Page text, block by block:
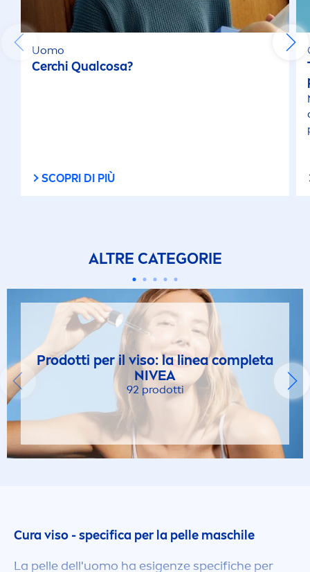
Uomo
Cerchi Qualcosa?
SCOPRI DI PIÙ
ALTRE CATEGORIE
Prodotti per il viso: la linea completa
NIVEA
92 prodotti
Cura viso - specifica per la pelle maschile
La pelle dell'uomo ha esigenze specifiche per